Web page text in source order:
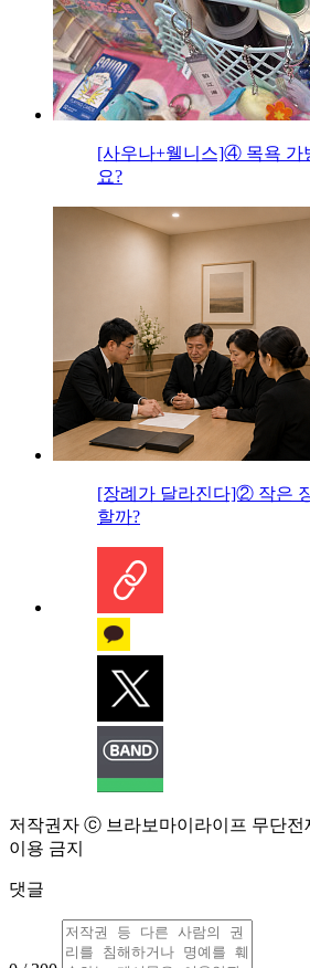
[사우나+웰니스]④ 목욕 가
요?
[장례가 달라진다]② 작은
할까?
저작권자 ⓒ 브라보마이라이프 무단전
이용 금지
댓글